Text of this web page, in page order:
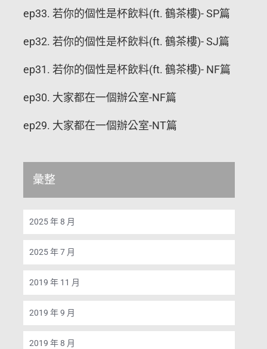
ep33. 若你的個性是杯飲料(ft. 鶴茶樓)- SP篇
ep32. 若你的個性是杯飲料(ft. 鶴茶樓)- SJ篇
ep31. 若你的個性是杯飲料(ft. 鶴茶樓)- NF篇
ep30. 大家都在一個辦公室-NF篇
ep29. 大家都在一個辦公室-NT篇
彙整
2025 年 8 月
2025 年 7 月
2019 年 11 月
2019 年 9 月
2019 年 8 月